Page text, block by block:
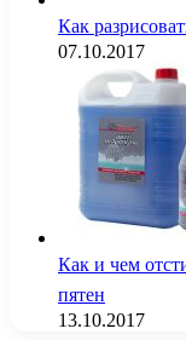
Как
07.10.2017
Как и чем
пятен
13.10.2017